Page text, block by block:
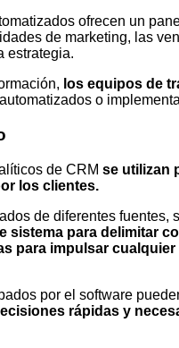
ofrecen un
de marketing, las
estrategia.
los equipos de
o
de CRM se utilizan
los clientes.
de diferentes fuentes,
sistema para delimitar
para impulsar
por el software
rápidas y